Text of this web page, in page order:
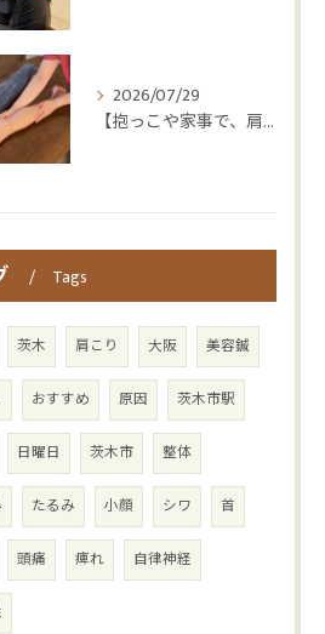
2026/07/29
【抱っこや家事で、肩・腰つらくなっていませんか？👶💦】
Tags
茨木 肩こり 大阪 美容鍼
おすすめ 原因 茨木市駅
日曜日 茨木市 整体
たるみ 小顔 シワ 首
頭痛 痺れ 自律神経